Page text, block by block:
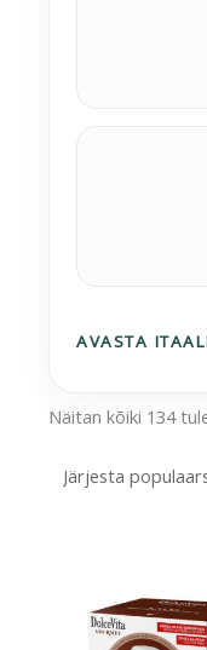
AVASTA
Näitan kõiki 134